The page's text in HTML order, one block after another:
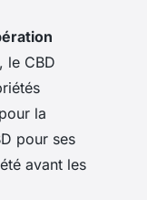
le CBD
la
pour ses
avant les